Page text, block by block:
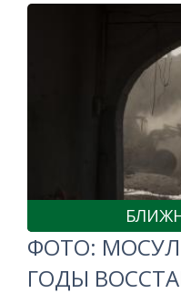
ФОТО:
ГОДЫ